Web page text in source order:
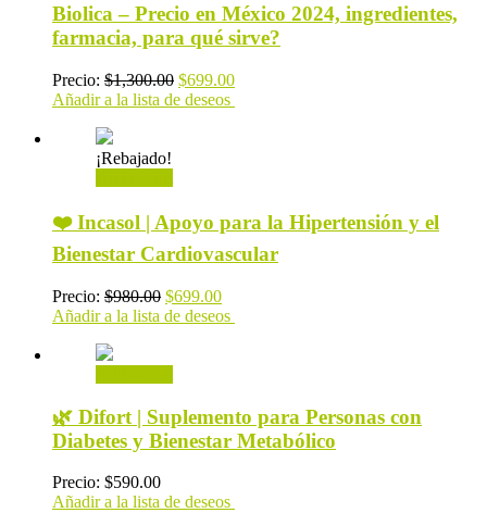
Biolica – Precio en México 2024, ingredientes,
farmacia, para qué sirve?
Precio: $1,300.00 $699.00
Añadir a la lista de deseos
¡Rebajado!
❤️ Incasol | Apoyo para la Hipertensión y el
Bienestar Cardiovascular
Precio: $980.00 $699.00
Añadir a la lista de deseos
🌿 Difort | Suplemento para Personas con
Diabetes y Bienestar Metabólico
Precio: $590.00
Añadir a la lista de deseos